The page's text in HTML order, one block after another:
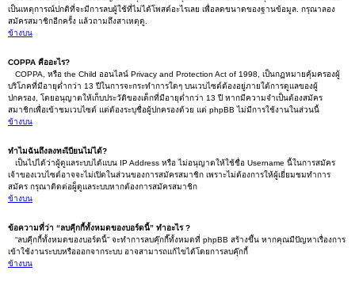
เป็นเหตุการณ์ปกติที่จะมีการลบผู้ใช้ที่ไม่ได้โพสต์อะไรเลย เพื่อลดขนาดของฐานข้อมูล. กรุณาลอง
สมัครสมาชิกอีกครั้ง แล้วถามถึงสาเหตุดู.
ข้างบน
COPPA คืออะไร?
COPPA, หรือ the Child ออนไลน์ Privacy and Protection Act of 1998, เป็นกฏหมายคุ้มครองผู้
บริโภคที่มีอายุต่ำกว่า 13 ปีในการจะกระทำการใดๆ บนเวบไซต์ต้องอยู่ภายใต้การดูแลของผู้
ปกครอง, โดยอนุญาตให้เก็บประวัติของเด็กที่มีอายุต่ำกว่า 13 ปี หากมีความจำเป็นต้องสมัคร
สมาชิกเพื่อเข้าชมเวบไซต์ แต่ต้องระบุชื่อผู้ปกครองด้วย แต่ phpBB ไม่มีการใช้งานในส่วนนี้
ข้างบน
ทำไมฉันถึงลงทะเีบียนไม่ได้?
เป็นไปได้ว่าผู้ดูแลระบบได้แบน IP Address หรือ ไม่อนุญาตให้ใช้ชื่อ Username นี้ในการสมัคร
เจ้าของเวบไซต์อาจจะไม่เปิดในส่วนของการสมัครสมาชิก เพราะไม่ต้องการให้ผู้เยี่ยมชมทำการ
สมัคร กรุณาติดต่อผู็ดูแลระบบหากต้องการสมัครสมาชิก
ข้างบน
ข้อความที่ว่า “ลบคุีกกี้ทั้งหมดของบอร์ดนี้” ทำอะไร ?
“ลบคุีกกี้ทั้งหมดของบอร์ดนี้” จะทำการลบคุ๊กกี๊ทั้งหมดที่ phpBB สร้างขึ้น หากคุณมีปัญหาเรื่องการ
เข้าใช้งานระบบหรือออกจากระบบ อาจสามารถแก้ไขได้โดยการลบคุ๊กกี้
ข้างบน